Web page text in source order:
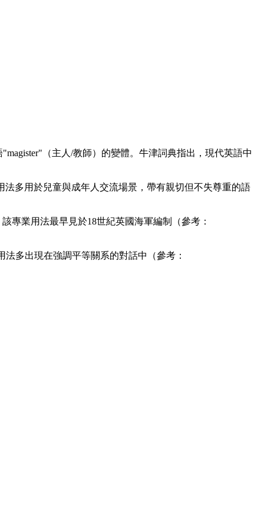
（主人/教師）的變體。牛津詞典指出，現代英語中
法多用於兒童與成年人交流場景，帶有親切但不失尊重的語
專業用法最早見於18世紀英國海軍編制（參考：
多出現在強調平等關系的對話中（參考：